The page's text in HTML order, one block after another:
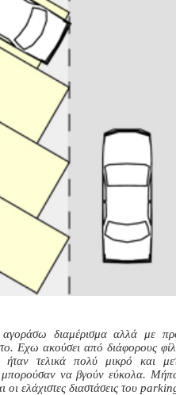
διαμέρισμα αλλά με
Εχω ακούσει από διάφορους
ήταν τελικά πολύ μικρό και
μπορούσαν να βγούν εύκολα.
οι ελάχιστες διαστάσεις του